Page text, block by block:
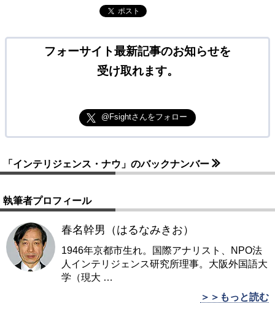
ポスト
フォーサイト最新記事のお知らせを
受け取れます。
@Fsightさんをフォロー
「インテリジェンス・ナウ」のバックナンバー
執筆者プロフィール
春名幹男（はるなみきお）
1946年京都市生れ。国際アナリスト、NPO法
人インテリジェンス研究所理事。大阪外国語大
学（現大 …
＞＞もっと読む